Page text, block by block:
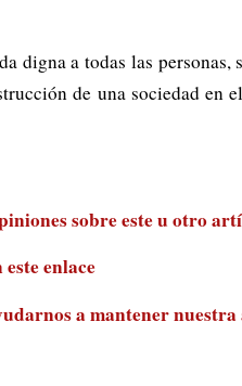
digna a todas las
de una sociedad en
sobre este u otro
este enlace
a mantener